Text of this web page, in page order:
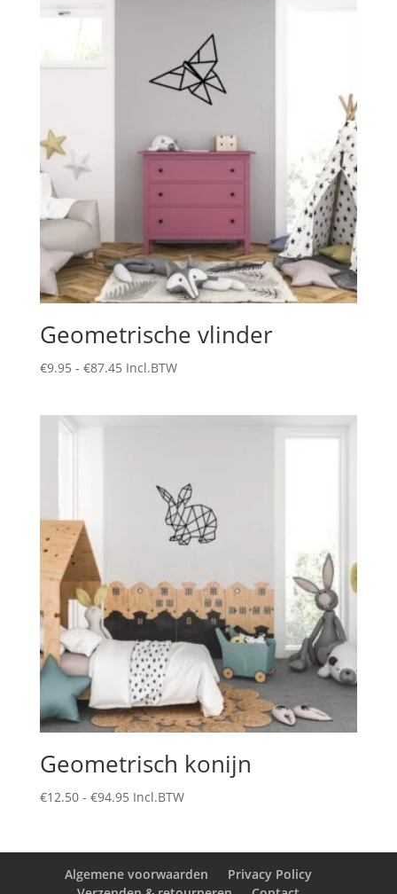
Geometrische vlinder
€9.95 - €87.45Prijsklasse:
Incl.BTW
Geometrisch konijn
€12.50 - €94.95Prijsklasse:
€94.95
Incl.BTW
Algemene voorwaarden
Privacy Policy